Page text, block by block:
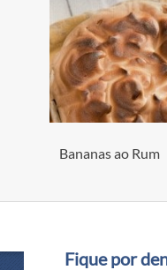
Bananas ao Rum
Fique por